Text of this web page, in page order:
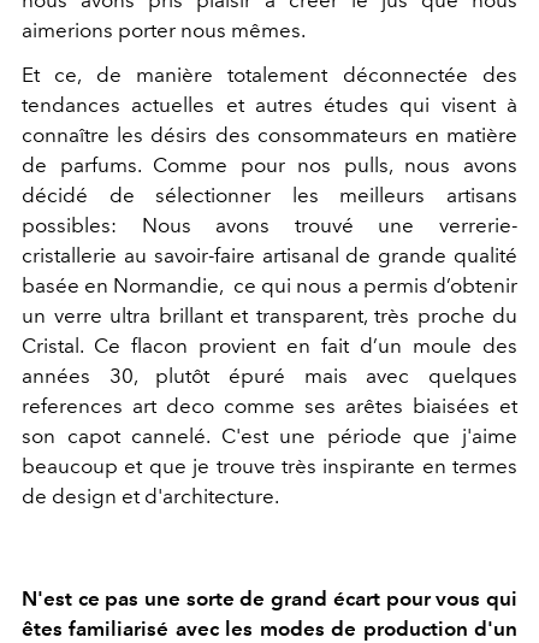
aimerions porter nous mêmes.
Et ce, de manière totalement déconnectée des
tendances actuelles et autres études qui visent à
connaître les désirs des consommateurs en matière
de parfums. Comme pour nos pulls, nous avons
décidé de sélectionner les meilleurs artisans
possibles: Nous avons trouvé une verrerie-
cristallerie au savoir-faire artisanal de grande qualité
basée en Normandie, ce qui nous a permis d’obtenir
un verre ultra brillant et transparent, très proche du
Cristal. Ce flacon provient en fait d’un moule des
années 30, plutôt épuré mais avec quelques
references art deco comme ses arêtes biaisées et
son capot cannelé. C'est une période que j'aime
beaucoup et que je trouve très inspirante en termes
de design et d'architecture.
N'est ce pas une sorte de grand écart pour vous qui
êtes familiarisé avec les modes de production d'un